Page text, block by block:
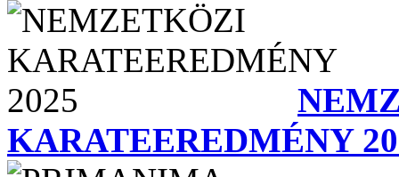
KARATEEREDMÉNY